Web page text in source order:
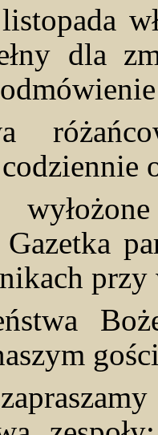
dla
przy